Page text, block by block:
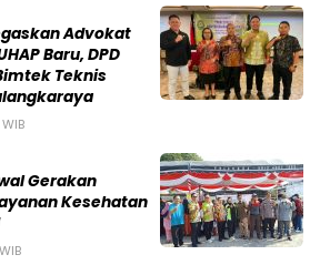
Advokat
Baru, DPD
Teknis
Gerakan
Kesehatan